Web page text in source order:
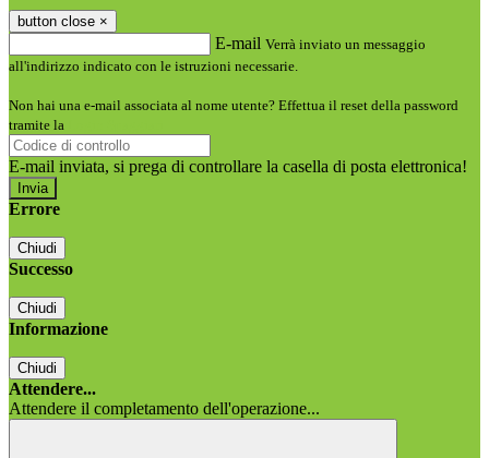
button close ×
E-mail Verrà inviato un messaggio
all'indirizzo indicato con le istruzioni necessarie.
Non hai una e-mail associata al nome utente? Effettua il reset della password
tramite la
E-mail inviata, si prega di controllare la casella di posta elettronica!
Errore
Chiudi
Successo
Chiudi
Informazione
Chiudi
Attendere...
Attendere il completamento dell'operazione...